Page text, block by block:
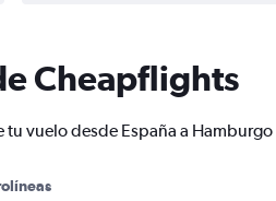
Cheapflights
tu vuelo desde España a Hamburgo